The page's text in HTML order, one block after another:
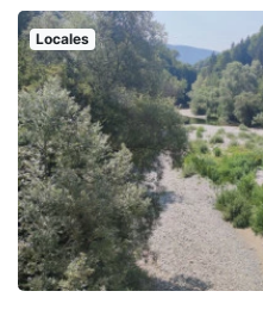
Locales